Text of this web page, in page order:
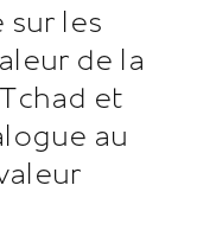
sur les
de la
et
au